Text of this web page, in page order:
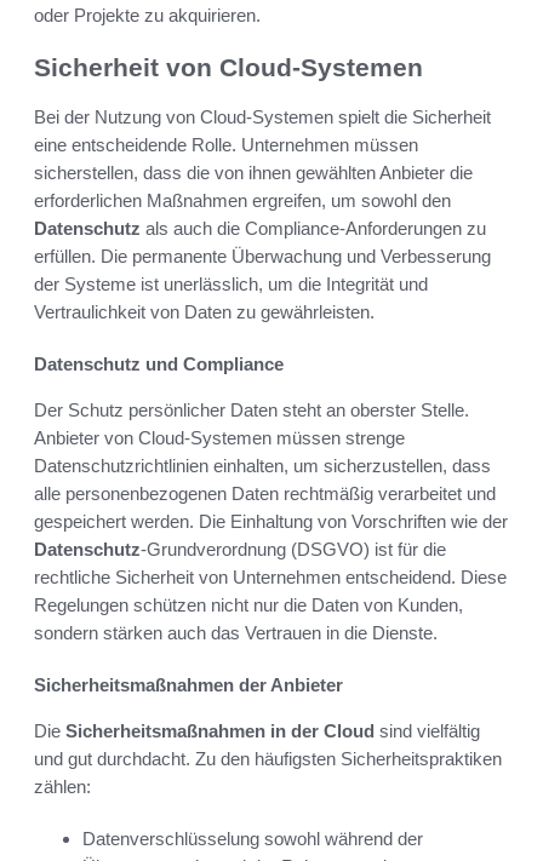
oder Projekte zu akquirieren.
Sicherheit von Cloud-Systemen
Bei der Nutzung von Cloud-Systemen spielt die Sicherheit
eine entscheidende Rolle. Unternehmen müssen
sicherstellen, dass die von ihnen gewählten Anbieter die
erforderlichen Maßnahmen ergreifen, um sowohl den
Datenschutz als auch die Compliance-Anforderungen zu
erfüllen. Die permanente Überwachung und Verbesserung
der Systeme ist unerlässlich, um die Integrität und
Vertraulichkeit von Daten zu gewährleisten.
Datenschutz und Compliance
Der Schutz persönlicher Daten steht an oberster Stelle.
Anbieter von Cloud-Systemen müssen strenge
Datenschutzrichtlinien einhalten, um sicherzustellen, dass
alle personenbezogenen Daten rechtmäßig verarbeitet und
gespeichert werden. Die Einhaltung von Vorschriften wie der
Datenschutz-Grundverordnung (DSGVO) ist für die
rechtliche Sicherheit von Unternehmen entscheidend. Diese
Regelungen schützen nicht nur die Daten von Kunden,
sondern stärken auch das Vertrauen in die Dienste.
Sicherheitsmaßnahmen der Anbieter
Die Sicherheitsmaßnahmen in der Cloud sind vielfältig
und gut durchdacht. Zu den häufigsten Sicherheitspraktiken
zählen:
Datenverschlüsselung sowohl während der